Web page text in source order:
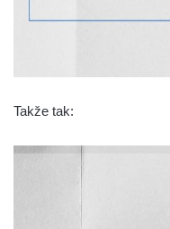
Takže tak: